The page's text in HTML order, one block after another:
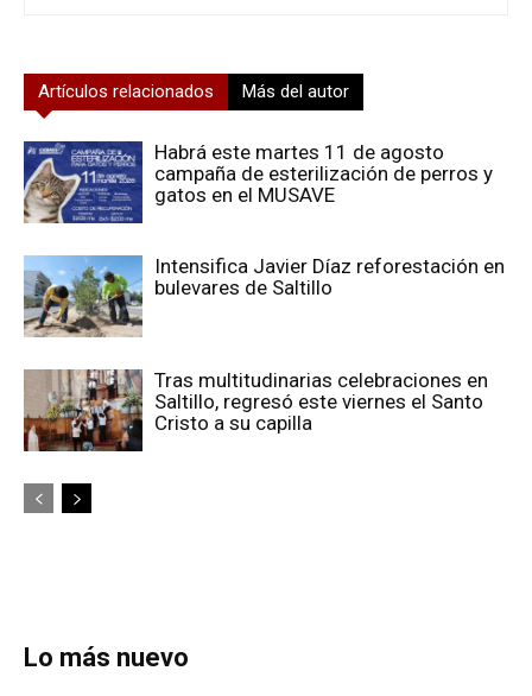
Artículos relacionados Más del autor
Habrá este martes 11 de agosto
campaña de esterilización de perros y
gatos en el MUSAVE
Intensifica Javier Díaz reforestación en
bulevares de Saltillo
Tras multitudinarias celebraciones en
Saltillo, regresó este viernes el Santo
Cristo a su capilla
Lo más nuevo